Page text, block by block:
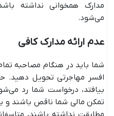
مدارک همخوانی نداشته
می‌شود.
عدم ارائه مدارک کافی
شما باید در هنگام مصاحبه
افسر مهاجرتی تحویل دهید.
بیافتد، درخواست شما رد
تمکن مالی شما ناقص باشند و